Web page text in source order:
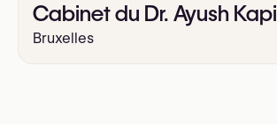
Cabinet du Dr. Ayush
Bruxelles